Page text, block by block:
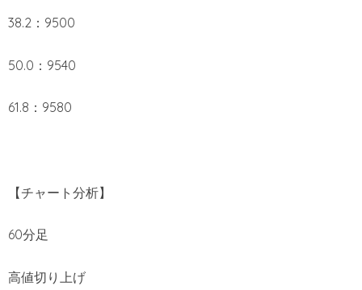
38.2：9500
50.0：9540
61.8：9580
【チャート分析】
60分足
高値切り上げ